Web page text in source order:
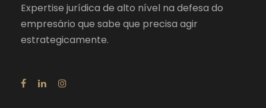
Expertise jurídica de alto nível na defesa do
empresário que sabe que precisa agir
estrategicamente.